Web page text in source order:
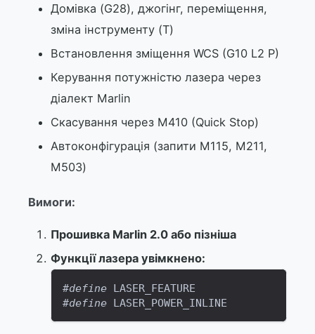
Домівка (G28), джогінг, переміщення,
зміна інструменту (T)
Встановлення зміщення WCS (G10 L2 P)
Керування потужністю лазера через
діалект Marlin
Скасування через M410 (Quick Stop)
Автоконфігурація (запити M115, M211,
M503)
Вимоги:
Прошивка Marlin 2.0 або пізніша
Функції лазера увімкнено:
#define
LASER_FEATURE
#define LASER_POWER_INLINE